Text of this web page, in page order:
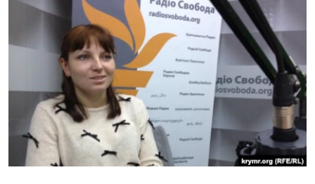
İNSAN AQLARI
VİDEO
FİKİR
Русский
Українською